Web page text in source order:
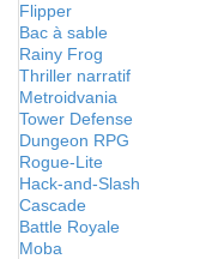
Flipper
Bac à sable
Rainy Frog
Thriller narratif
Metroidvania
Tower Defense
Dungeon RPG
Rogue-Lite
Hack-and-Slash
Cascade
Battle Royale
Moba